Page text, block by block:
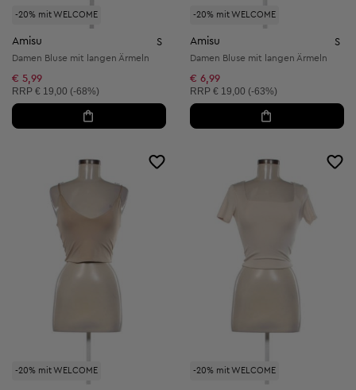
-20% mit WELCOME
Amisu S
Damen Bluse mit langen Ärmeln
€ 5,99
Unverbindliche Preisempfehlung:
RRP € 19,00 (-68%)
-20% mit WELCOME
Amisu S
Damen Bluse mit langen Ärmeln
€ 6,99
Unverbindliche Preisempfehlung:
RRP € 19,00 (-63%)
-20% mit WELCOME -20% mit WELCOME